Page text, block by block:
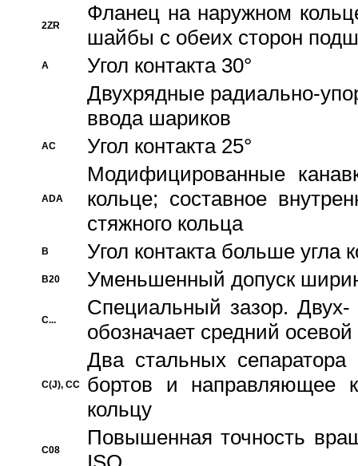
2ZR
Фланец на наружном
шайбы с обеих сторон
A
Угол контакта 30°
Двухрядные радиально-
ввода шариков
AC Угол контакта 25°
ADA
Модифицированные
кольце; составное
стяжного кольца
B Угол контакта больше угла
B20 Уменьшенный допуск
C...
Специальный зазор.
обозначает средний
C(J), CC
Два стальных сепаратора
бортов и направляющее
кольцу
C08
Повышенная точность